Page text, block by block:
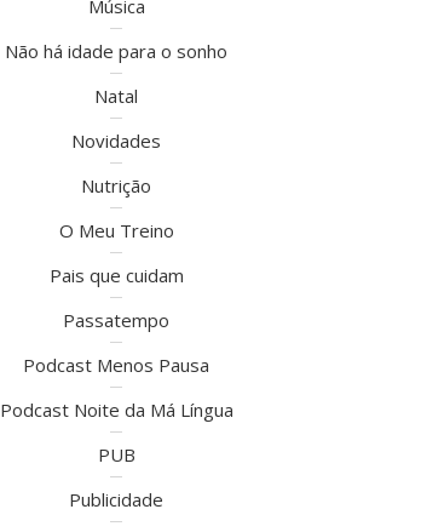
Música
Não há idade para o sonho
Natal
Novidades
Nutrição
O Meu Treino
Pais que cuidam
Passatempo
Podcast Menos Pausa
Podcast Noite da Má Língua
PUB
Publicidade